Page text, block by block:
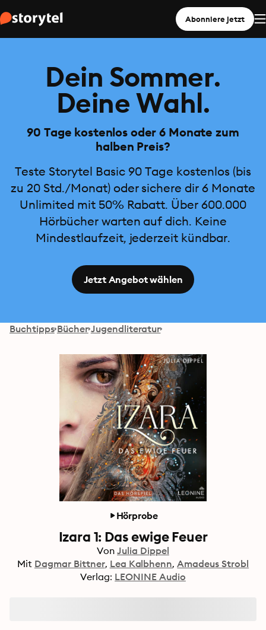
Abonniere jetzt
Dein Sommer.
Deine Wahl.
90 Tage kostenlos oder 6 Monate zum
halben Preis?
Teste Storytel Basic 90 Tage kostenlos (bis
zu 20 Std./Monat) oder sichere dir 6 Monate
Unlimited mit 50% Rabatt. Über 600.000
Hörbücher warten auf dich. Keine
Mindestlaufzeit, jederzeit kündbar.
Jetzt Angebot wählen
Buchtipps Bücher Jugendliteratur
Hörprobe
Izara 1: Das ewige Feuer
Von Julia Dippel
Mit Dagmar Bittner Lea Kalbhenn Amadeus Strobl
Verlag: LEONINE Audio